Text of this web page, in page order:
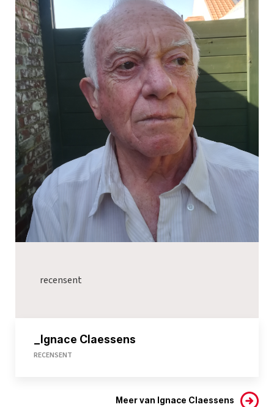
recensent
_Ignace Claessens
RECENSENT
Meer van Ignace Claessens